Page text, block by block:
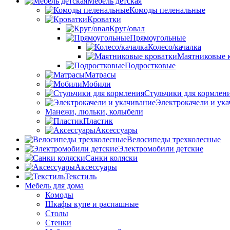
Комоды пеленальные
Кроватки
Круг/овал
Прямоугольные
Колесо/качалка
Маятниковые
Подростковые
Матрасы
Мобили
Стульчики для
Электрокачели и
Манежи, люльки, колыбели
Пластик
Аксессуары
Велосипеды трехколесные
Электромобили детские
Санки коляски
Аксессуары
Текстиль
Мебель для дома
Комоды
Шкафы купе и распашные
Столы
Стенки